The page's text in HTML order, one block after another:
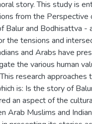
story. This study is
from the Perspective
Balur and Bodhisattva -
the tensions and
and Arabs have
the various human
research approaches
is: Is the story of
an aspect of the
Arab Muslims and